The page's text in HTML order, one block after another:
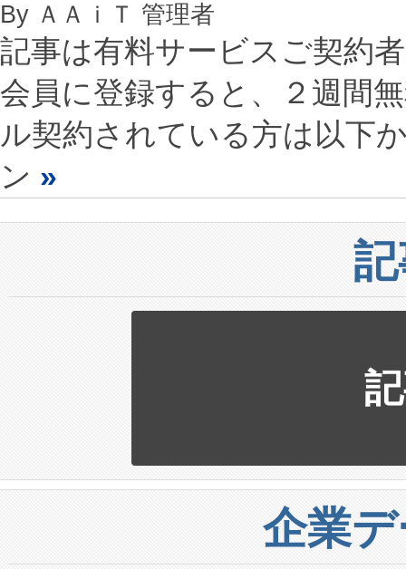
By ＡＡｉＴ 管理者
記事は有料サービスご契約
会員に登録すると、２週間
ル契約されている方は以下
ン »
企業